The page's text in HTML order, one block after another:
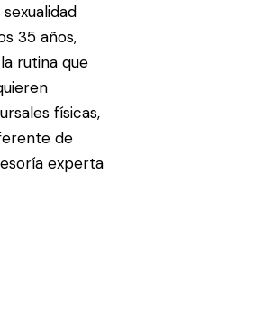
35 años,
rutina que
físicas,
de
experta